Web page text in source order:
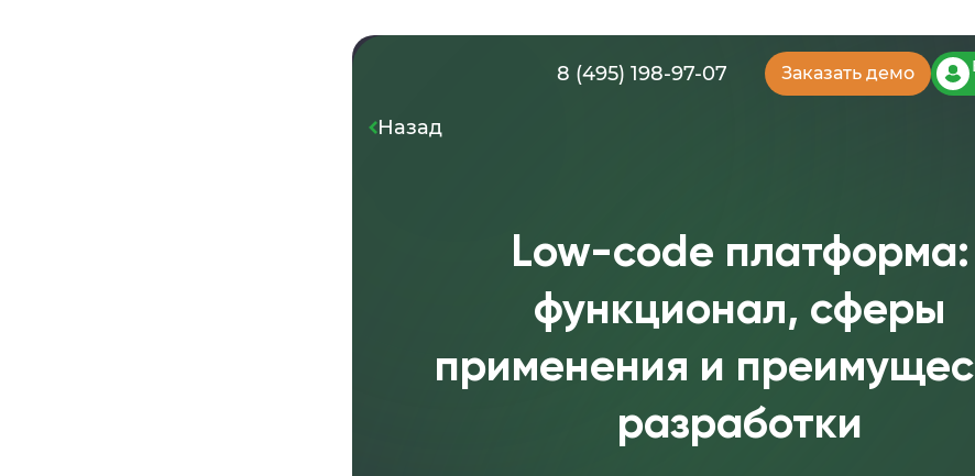
8 (495) 198-97-07 Заказать демо
Назад
Low-code платформа:
функционал, сферы
применения и
разработки